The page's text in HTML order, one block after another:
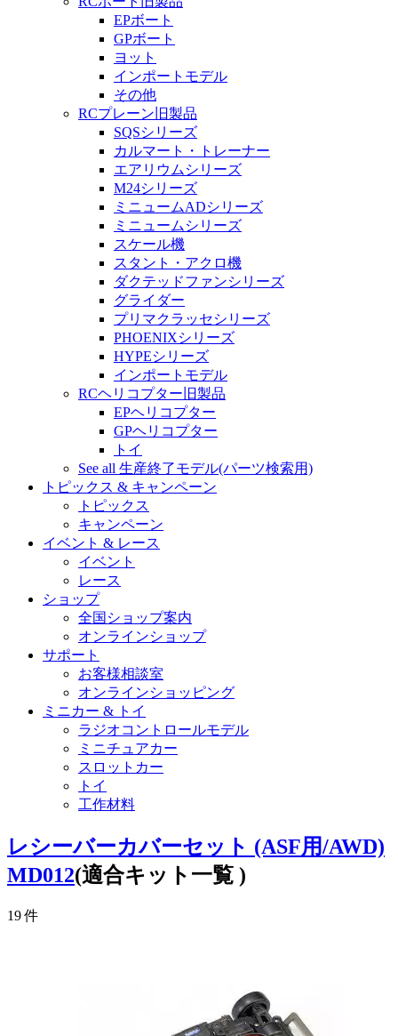
EPボート
GPボート
ヨット
インポートモデル
その他
RCプレーン旧製品
SQSシリーズ
カルマート・トレーナー
エアリウムシリーズ
M24シリーズ
ミニュームADシリーズ
ミニュームシリーズ
スケール機
スタント・アクロ機
ダクテッドファンシリーズ
グライダー
プリマクラッセシリーズ
PHOENIXシリーズ
HYPEシリーズ
インポートモデル
RCヘリコプター旧製品
EPヘリコプター
GPヘリコプター
トイ
See all 生産終了モデル(パーツ検索用)
トピックス & キャンペーン
トピックス
キャンペーン
イベント & レース
イベント
レース
ショップ
全国ショップ案内
オンラインショップ
サポート
お客様相談室
オンラインショッピング
ミニカー & トイ
ラジオコントロールモデル
ミニチュアカー
スロットカー
トイ
工作材料
レシーバーカバーセット (ASF用/AWD)
MD012(適合キット一覧 )
19件